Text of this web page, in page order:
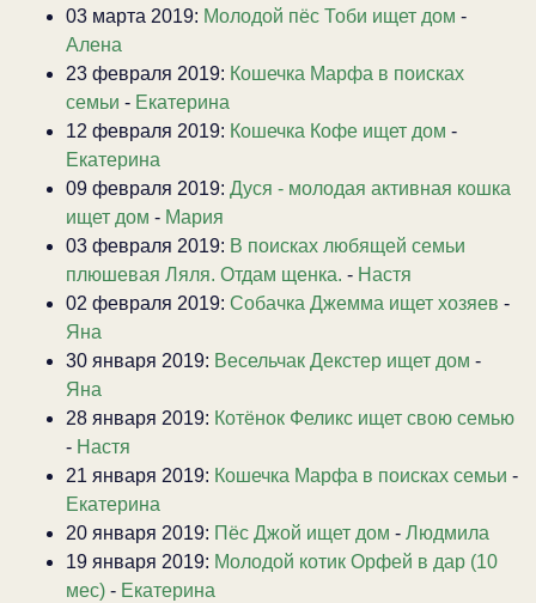
03 марта 2019: Молодой пёс Тоби ищет дом -
Алена
23 февраля 2019: Кошечка Марфа в поисках
семьи - Екатерина
12 февраля 2019: Кошечка Кофе ищет дом -
Екатерина
09 февраля 2019: Дуся - молодая активная кошка
ищет дом - Мария
03 февраля 2019: В поисках любящей семьи
плюшевая Ляля. Отдам щенка. - Настя
02 февраля 2019: Собачка Джемма ищет хозяев -
Яна
30 января 2019: Весельчак Декстер ищет дом -
Яна
28 января 2019: Котёнок Феликс ищет свою семью
- Настя
21 января 2019: Кошечка Марфа в поисках семьи -
Екатерина
20 января 2019: Пёс Джой ищет дом - Людмила
19 января 2019: Молодой котик Орфей в дар (10
мес) - Екатерина